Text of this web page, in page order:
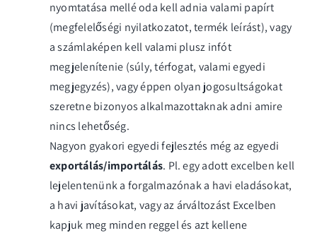
nyomtatása mellé oda kell adnia valami papírt
(megfelelőségi nyilatkozatot, termék leírást), vagy
a számlaképen kell valami plusz infót
megjelenítenie (súly, térfogat, valami egyedi
megjegyzés), vagy éppen olyan jogosultságokat
szeretne bizonyos alkalmazottaknak adni amire
nincs lehetőség.
Nagyon gyakori egyedi fejlesztés még az egyedi
exportálás/importálás. Pl. egy adott excelben kell
lejelentenünk a forgalmazónak a havi eladásokat,
a havi javításokat, vagy az árváltozást Excelben
kapjuk meg minden reggel és azt kellene